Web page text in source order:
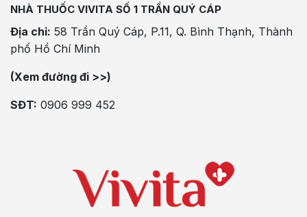
NHÀ THUỐC VIVITA SỐ 1 TRẦN QUÝ CÁP
Địa chỉ: 58 Trần Quý Cáp, P.11, Q. Bình Thạnh, Thành
phố Hồ Chí Minh
(Xem đường đi >>)
SĐT: 0906 999 452